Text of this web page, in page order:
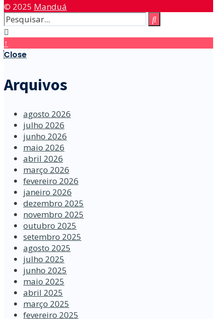
© 2025 Manduá
↑
Close
Arquivos
agosto 2026
julho 2026
junho 2026
maio 2026
abril 2026
março 2026
fevereiro 2026
janeiro 2026
dezembro 2025
novembro 2025
outubro 2025
setembro 2025
agosto 2025
julho 2025
junho 2025
maio 2025
abril 2025
março 2025
fevereiro 2025